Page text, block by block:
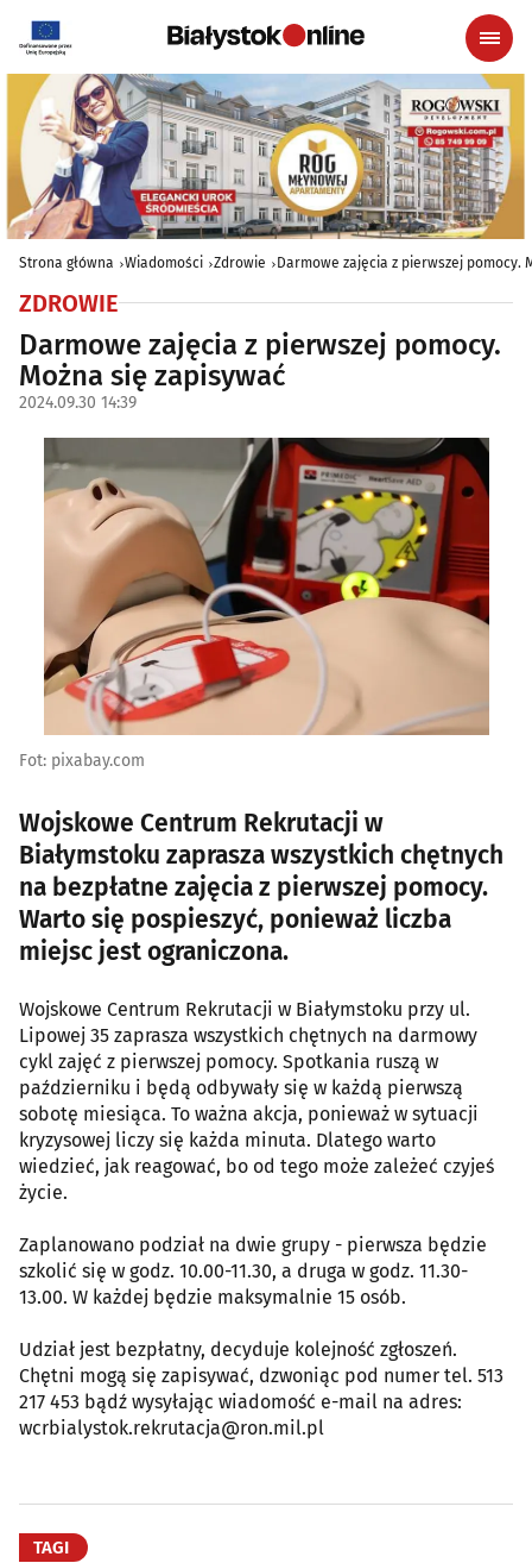
Strona główna Wiadomości Zdrowie Darmowe zajęcia z pierwszej pomocy.
ZDROWIE
Darmowe zajęcia z pierwszej pomocy.
Można się zapisywać
2024.09.30 14:39
Fot: pixabay.com
Wojskowe Centrum Rekrutacji w
Białymstoku zaprasza wszystkich chętnych
na bezpłatne zajęcia z pierwszej pomocy.
Warto się pospieszyć, ponieważ liczba
miejsc jest ograniczona.
Wojskowe Centrum Rekrutacji w Białymstoku przy ul.
Lipowej 35 zaprasza wszystkich chętnych na darmowy
cykl zajęć z pierwszej pomocy. Spotkania ruszą w
październiku i będą odbywały się w każdą pierwszą
sobotę miesiąca. To ważna akcja, ponieważ w sytuacji
kryzysowej liczy się każda minuta. Dlatego warto
wiedzieć, jak reagować, bo od tego może zależeć czyjeś
życie.
Zaplanowano podział na dwie grupy - pierwsza będzie
szkolić się w godz. 10.00-11.30, a druga w godz. 11.30-
13.00. W każdej będzie maksymalnie 15 osób.
Udział jest bezpłatny, decyduje kolejność zgłoszeń.
Chętni mogą się zapisywać, dzwoniąc pod numer tel. 513
217 453 bądź wysyłając wiadomość e-mail na adres:
wcrbialystok.rekrutacja@ron.mil.pl
TAGI